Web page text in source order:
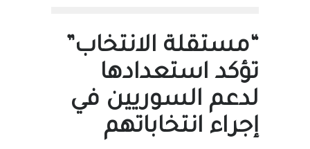
“مستقلة الانتخاب”
تؤكد استعدادها
لدعم السوريين في
إجراء انتخاباتهم